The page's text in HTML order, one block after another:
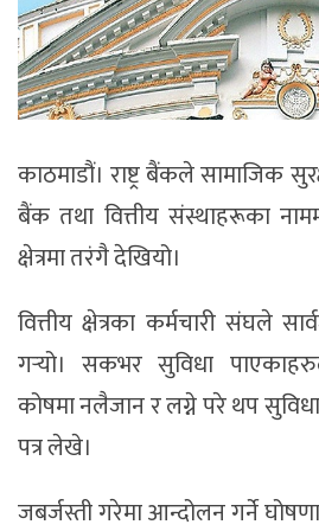
काठमाडौं। राष्ट्र बैंकले सामाजिक
बैंक तथा वित्तीय संस्थाहरूका
क्षेत्रमा तरंगै देखियो।
वित्तीय क्षेत्रका कर्मचारी संघले
गर्‍यो। सकभर सुविधा
कोषमा नलैजान र लग्ने परे थप
पत्र लेखे।
जबर्जस्ती गरेमा आन्दोलन गर्ने